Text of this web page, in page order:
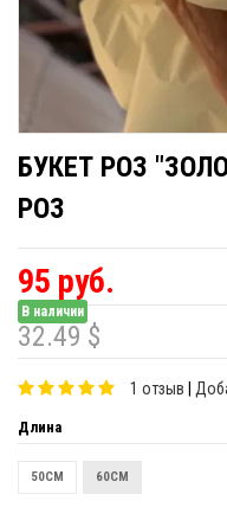
БУКЕТ РОЗ
РОЗ
95 руб.
В наличии
32.49 $
1 отзыв
Длина
50СМ 60СМ